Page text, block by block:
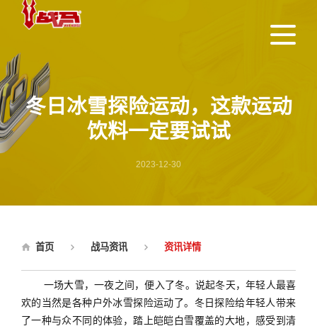
冬日冰雪探险运动，这款运动
饮料一定要试试
2023-12-30
首页 战马资讯 资讯详情
一场大雪，一夜之间，便入了冬。说起冬天，年轻人最喜
欢的当然是各种户外冰雪探险运动了。冬日探险给年轻人带来
了一种与众不同的体验，踏上皑皑白雪覆盖的大地，感受到清